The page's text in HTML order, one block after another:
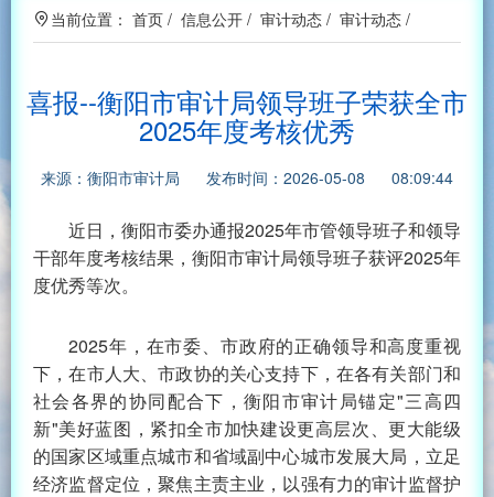
当前位置： 首页 / 信息公开 / 审计动态 / 审计动态 /
喜报--衡阳市审计局领导班子荣获全市
2025年度考核优秀
来源：衡阳市审计局 发布时间：2026-05-08 08:09:44
近日，衡阳市委办通报2025年市管领导班子和领导
干部年度考核结果，衡阳市审计局领导班子获评2025年
度优秀等次。
2025年，在市委、市政府的正确领导和高度重视
下，在市人大、市政协的关心支持下，在各有关部门和
社会各界的协同配合下，衡阳市审计局锚定"三高四
新"美好蓝图，紧扣全市加快建设更高层次、更大能级
的国家区域重点城市和省域副中心城市发展大局，立足
经济监督定位，聚焦主责主业，以强有力的审计监督护